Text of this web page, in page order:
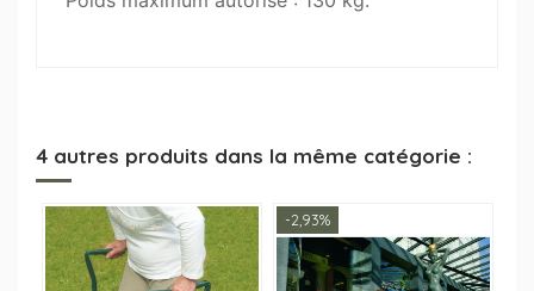
4 autres produits dans la même catégorie :
-2,93%